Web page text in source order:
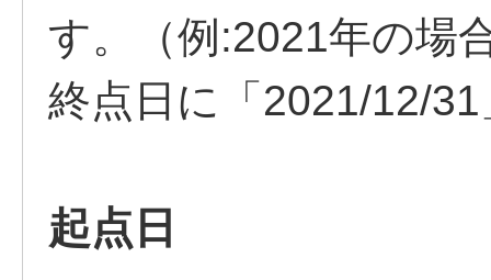
す。（例:2021年の場
終点日に「2021/12/
起点日